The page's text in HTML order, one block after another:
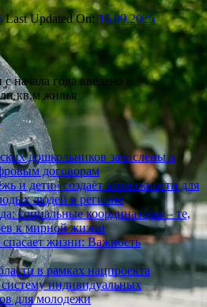
Last Updated On: 16.09.2025
начала года введено в
кв.м жилья
дошкольников зачислены в
договорам
и дети» создаёт возможности для
людей в регионе
социальные координаторы – те,
к мирной жизни
спасает жизни: Важность
в рамках нацпроекта
индивидуальных
для молодежи